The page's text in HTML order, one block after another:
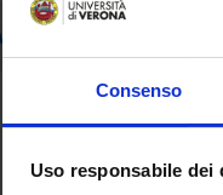
Consenso
Uso responsabile dei
The course